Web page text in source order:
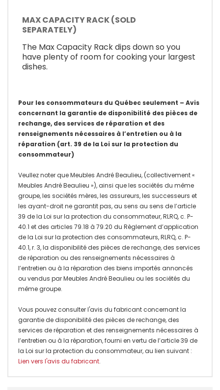
MAX CAPACITY RACK (SOLD
SEPARATELY)
The Max Capacity Rack dips down so you
have plenty of room for cooking your largest
dishes.
Pour les consommateurs du Québec seulement – Avis
concernant la garantie de disponibilité des pièces de
rechange, des services de réparation et des
renseignements nécessaires à l’entretien ou à la
réparation (art. 39 de la Loi sur la protection du
consommateur)
Veullez noter que Meubles André Beaulieu, (collectivement «
Meubles André Beaulieu »), ainsi que les sociétés du même
groupe, les sociétés mères, les assureurs, les successeurs et
les ayant-droit ne garantit pas, au sens au sens de l’article
39 de la Loi sur la protection du consommateur, RLRQ, c. P-
40.1 et des articles 79.18 à 79.20 du Règlement d’application
de la Loi sur la protection des consommateurs, RLRQ, c. P-
40.1, r. 3, la disponibilité des pièces de rechange, des services
de réparation ou des renseignements nécessaires à
l’entretien ou à la réparation des biens importés annoncés
ou vendus par Meubles André Beaulieu ou les sociétés du
même groupe.
Vous pouvez consulter l'avis du fabricant concernant la
garantie de disponibilité des pièces de rechange, des
services de réparation et des renseignements nécessaires à
l’entretien ou à la réparation, fourni en vertu de l’article 39 de
la Loi sur la protection du consommateur, au lien suivant :
Lien vers l'avis du fabricant.